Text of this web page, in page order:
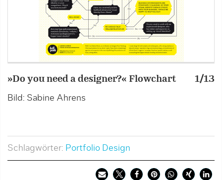
»Do you need a designer?« Flowchart
Bild: Sabine Ahrens
1/13
Schlagwörter: Portfolio Design